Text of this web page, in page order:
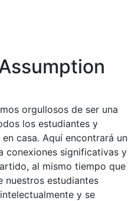
orgullosos de ser una
los estudiantes y
casa. Aquí encontrará un
conexiones significativas y
al mismo tiempo que
nuestros estudiantes
y se